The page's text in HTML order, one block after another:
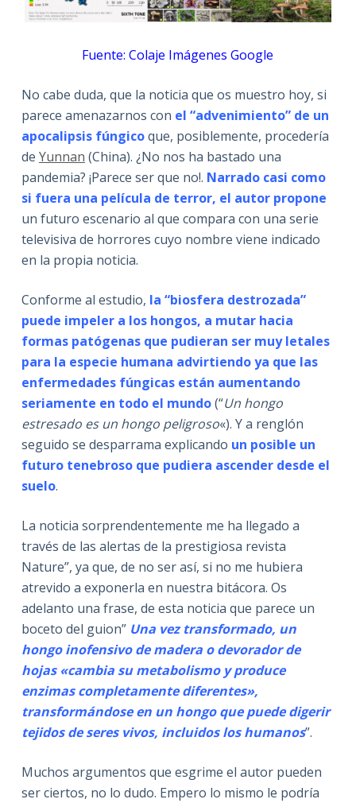
Fuente: Colaje Imágenes Google
No cabe duda, que la noticia que os muestro hoy, si
parece amenazarnos con el “advenimiento” de un
apocalipsis fúngicoque, posiblemente, procedería
de Yunnan (China). ¿No nos ha bastado una
pandemia? ¡Parece ser que no!. Narrado casi como
si fuera una película de terror, el autor propone
un futuro escenario al que compara con una serie
televisiva de horrores cuyo nombre viene indicado
en la propia noticia.
Conforme al estudio, la “biosfera destrozada”
puede impeler a los hongos, a mutar hacia
formas patógenas que pudieran ser muy letales
para la especie humana advirtiendo ya que las
enfermedades fúngicasestán aumentando
seriamente en todo el mundo(“Un hongo
estresado es un hongo peligroso«). Y a renglón
seguido se desparrama explicando un posible un
futuro tenebroso que pudiera ascender desde el
suelo.
La noticia sorprendentemente me ha llegado a
través de las alertas de la prestigiosa revista
Nature”, ya que, de no ser así, si no me hubiera
atrevido a exponerla en nuestra bitácora. Os
adelanto una frase, de esta noticia que parece un
boceto del guion” Una vez transformado, un
hongo inofensivo de madera o devorador de
hojas «cambia su metabolismo y produce
enzimas completamente diferentes»,
transformándose en un hongo que puede digerir
tejidos de seres vivos, incluidos los humanos”.
Muchos argumentos que esgrime el autor pueden
ser ciertos, no lo dudo. Empero lo mismo le podría